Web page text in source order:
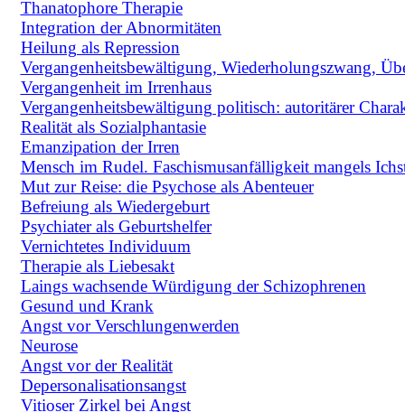
Thanatophore Therapie
Integration der Abnormitäten
Heilung als Repression
Vergangenheitsbewältigung, Wiederholungszwang,
Vergangenheit im Irrenhaus
Vergangenheitsbewältigung politisch: autoritärer
Realität als Sozialphantasie
Emanzipation der Irren
Mensch im Rudel. Faschismusanfälligkeit mangels
Mut zur Reise: die Psychose als Abenteuer
Befreiung als Wiedergeburt
Psychiater als Geburtshelfer
Vernichtetes Individuum
Therapie als Liebesakt
Laings wachsende Würdigung der Schizophrenen
Gesund und Krank
Angst vor Verschlungenwerden
Neurose
Angst vor der Realität
Depersonalisationsangst
Vitioser Zirkel bei Angst